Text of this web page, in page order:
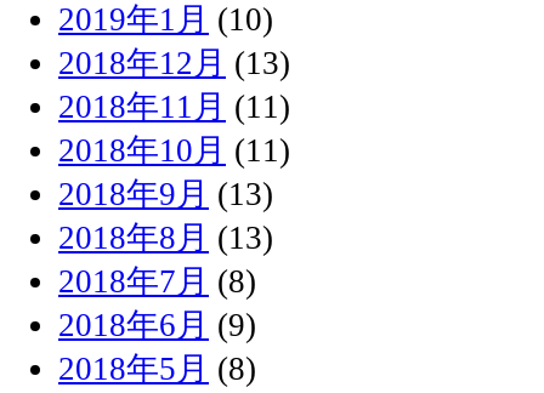
2019年1月 (10)
2018年12月 (13)
2018年11月 (11)
2018年10月 (11)
2018年9月 (13)
2018年8月 (13)
2018年7月 (8)
2018年6月 (9)
2018年5月 (8)